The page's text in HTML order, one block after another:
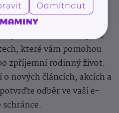
inspirace na každý den,
zkušeností. Takový je
Přihlaste se k jeho
které vám pomohou
zpříjemní rodinný život.
nových článcích, akcích a
odběr ve vaší e-
Odmítnout